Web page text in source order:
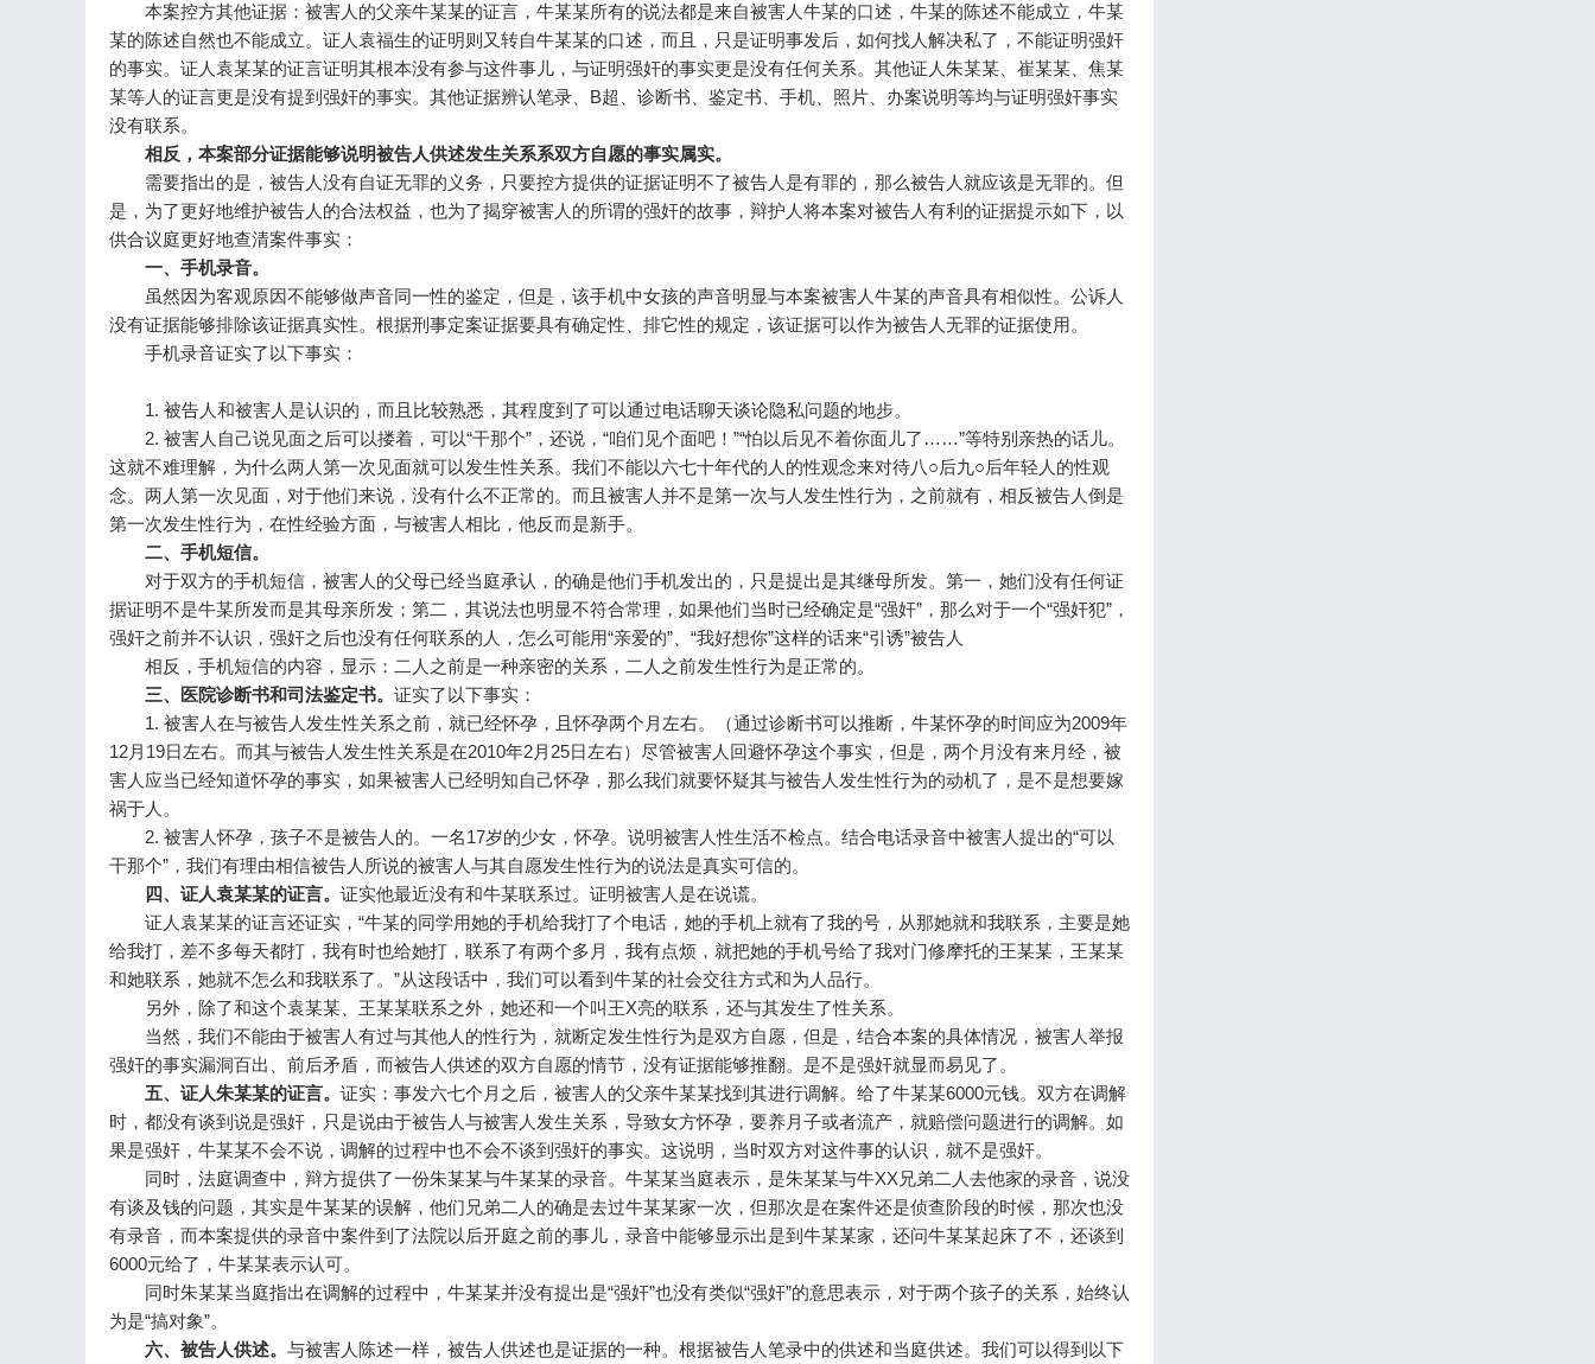
本案控方其他证据：被害人的父亲牛某某的证言，牛某某所有的说法都是来自被害人牛某的口述，牛某的陈述不能成立，牛某
某的陈述自然也不能成立。证人袁福生的证明则又转自牛某某的口述，而且，只是证明事发后，如何找人解决私了，不能证明强奸
的事实。证人袁某某的证言证明其根本没有参与这件事儿，与证明强奸的事实更是没有任何关系。其他证人朱某某、崔某某、焦某
某等人的证言更是没有提到强奸的事实。其他证据辨认笔录、B超、诊断书、鉴定书、手机、照片、办案说明等均与证明强奸事实
没有联系。
相反，本案部分证据能够说明被告人供述发生关系系双方自愿的事实属实。
需要指出的是，被告人没有自证无罪的义务，只要控方提供的证据证明不了被告人是有罪的，那么被告人就应该是无罪的。但
是，为了更好地维护被告人的合法权益，也为了揭穿被害人的所谓的强奸的故事，辩护人将本案对被告人有利的证据提示如下，以
供合议庭更好地查清案件事实：
一、手机录音。
虽然因为客观原因不能够做声音同一性的鉴定，但是，该手机中女孩的声音明显与本案被害人牛某的声音具有相似性。公诉人
没有证据能够排除该证据真实性。根据刑事定案证据要具有确定性、排它性的规定，该证据可以作为被告人无罪的证据使用。
手机录音证实了以下事实：
1. 被告人和被害人是认识的，而且比较熟悉，其程度到了可以通过电话聊天谈论隐私问题的地步。
2. 被害人自己说见面之后可以搂着，可以“干那个”，还说，“咱们见个面吧！”“怕以后见不着你面儿了……”等特别亲热的话儿。
这就不难理解，为什么两人第一次见面就可以发生性关系。我们不能以六七十年代的人的性观念来对待八○后九○后年轻人的性观
念。两人第一次见面，对于他们来说，没有什么不正常的。而且被害人并不是第一次与人发生性行为，之前就有，相反被告人倒是
第一次发生性行为，在性经验方面，与被害人相比，他反而是新手。
二、手机短信。
对于双方的手机短信，被害人的父母已经当庭承认，的确是他们手机发出的，只是提出是其继母所发。第一，她们没有任何证
据证明不是牛某所发而是其母亲所发；第二，其说法也明显不符合常理，如果他们当时已经确定是“强奸”，那么对于一个“强奸犯”，
强奸之前并不认识，强奸之后也没有任何联系的人，怎么可能用“亲爱的”、“我好想你”这样的话来“引诱”被告人
相反，手机短信的内容，显示：二人之前是一种亲密的关系，二人之前发生性行为是正常的。
三、医院诊断书和司法鉴定书。 证实了以下事实：
1. 被害人在与被告人发生性关系之前，就已经怀孕，且怀孕两个月左右。（通过诊断书可以推断，牛某怀孕的时间应为2009年
12月19日左右。而其与被告人发生性关系是在2010年2月25日左右）尽管被害人回避怀孕这个事实，但是，两个月没有来月经，被
害人应当已经知道怀孕的事实，如果被害人已经明知自己怀孕，那么我们就要怀疑其与被告人发生性行为的动机了，是不是想要嫁
祸于人。
2. 被害人怀孕，孩子不是被告人的。一名17岁的少女，怀孕。说明被害人性生活不检点。结合电话录音中被害人提出的“可以
干那个”，我们有理由相信被告人所说的被害人与其自愿发生性行为的说法是真实可信的。
四、证人袁某某的证言。 证实他最近没有和牛某联系过。证明被害人是在说谎。
证人袁某某的证言还证实，“牛某的同学用她的手机给我打了个电话，她的手机上就有了我的号，从那她就和我联系，主要是她
给我打，差不多每天都打，我有时也给她打，联系了有两个多月，我有点烦，就把她的手机号给了我对门修摩托的王某某，王某某
和她联系，她就不怎么和我联系了。”从这段话中，我们可以看到牛某的社会交往方式和为人品行。
另外，除了和这个袁某某、王某某联系之外，她还和一个叫王X亮的联系，还与其发生了性关系。
当然，我们不能由于被害人有过与其他人的性行为，就断定发生性行为是双方自愿，但是，结合本案的具体情况，被害人举报
强奸的事实漏洞百出、前后矛盾，而被告人供述的双方自愿的情节，没有证据能够推翻。是不是强奸就显而易见了。
五、证人朱某某的证言。 证实：事发六七个月之后，被害人的父亲牛某某找到其进行调解。给了牛某某6000元钱。双方在调解
时，都没有谈到说是强奸，只是说由于被告人与被害人发生关系，导致女方怀孕，要养月子或者流产，就赔偿问题进行的调解。如
果是强奸，牛某某不会不说，调解的过程中也不会不谈到强奸的事实。这说明，当时双方对这件事的认识，就不是强奸。
同时，法庭调查中，辩方提供了一份朱某某与牛某某的录音。牛某某当庭表示，是朱某某与牛XX兄弟二人去他家的录音，说没
有谈及钱的问题，其实是牛某某的误解，他们兄弟二人的确是去过牛某某家一次，但那次是在案件还是侦查阶段的时候，那次也没
有录音，而本案提供的录音中案件到了法院以后开庭之前的事儿，录音中能够显示出是到牛某某家，还问牛某某起床了不，还谈到
6000元给了，牛某某表示认可。
同时朱某某当庭指出在调解的过程中，牛某某并没有提出是“强奸”也没有类似“强奸”的意思表示，对于两个孩子的关系，始终认
为是“搞对象”。
六、被告人供述。 与被害人陈述一样，被告人供述也是证据的一种。根据被告人笔录中的供述和当庭供述。我们可以得到以下